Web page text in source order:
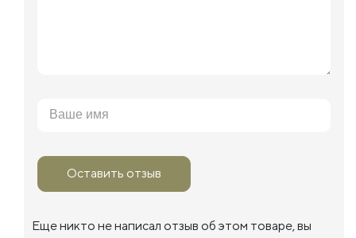
Оставить отзыв
Еще никто не написал отзыв об этом товаре, вы